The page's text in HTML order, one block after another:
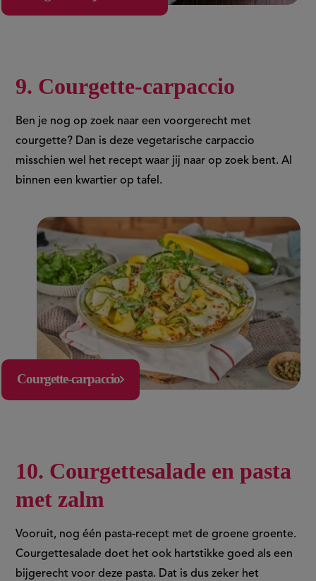
9. Courgette-carpaccio
Ben je nog op zoek naar een voorgerecht met
courgette? Dan is deze vegetarische carpaccio
misschien wel het recept waar jij naar op zoek bent. Al
binnen een kwartier op tafel.
Courgette-carpaccio
10. Courgettesalade en pasta
met zalm
Vooruit, nog één pasta-recept met de groene groente.
Courgettesalade doet het ook hartstikke goed als een
bijgerecht voor deze pasta. Dat is dus zeker het